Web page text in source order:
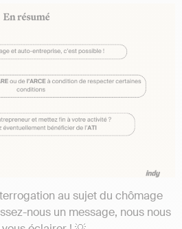
au sujet du chômage
nous un message, nous nous